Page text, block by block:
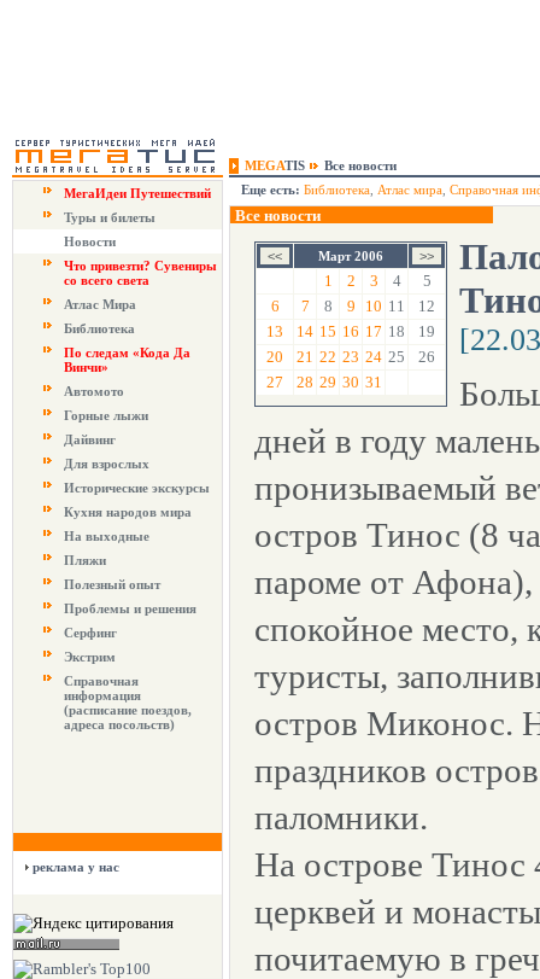
MEGATIS
Все новости
МегаИдеи Путешествий
Туры и билеты
Новости
Что привезти? Сувениры
со всего света
Атлас Мира
Библиотека
По следам «Кода Да
Винчи»
Автомото
Горные лыжи
Дайвинг
Для взрослых
Исторические экскурсы
Кухня народов мира
На выходные
Пляжи
Полезный опыт
Проблемы и решения
Серфинг
Экстрим
Справочная
информация
(расписание поездов,
адреса посольств)
реклама у нас
Еще есть: Библиотека Атлас мира Справочная
Все новости
Март 2006
1 2 3 4
5
6
7 8 9 10 11
12
13
14 15 16 17 18
19
20
21 22 23 24 25
26
27
28 29 30 31
дней в году
пронизываемый
остров Тинос (8
пароме от Афона),
спокойное место,
туристы,
остров Миконос.
праздников
паломники.
На острове Тинос
церквей и
почитаемую в